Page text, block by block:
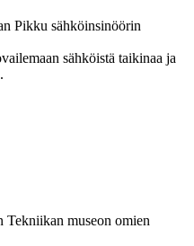
Pikku sähköinsinöörin
sähköistä taikinaa ja
Tekniikan museon omien